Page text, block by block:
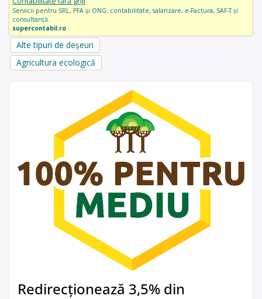
Servicii pentru SRL, PFA și ONG: contabilitate, salarizare, e-Factura, SAF-T și
consultanță.
supercontabil.ro
Alte tipuri de deșeuri
Agricultura ecologică
Redirecționează 3,5% din